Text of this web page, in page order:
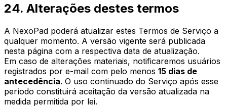
24. Alterações destes termos
A NexoPad poderá atualizar estes Termos de Serviço a
qualquer momento. A versão vigente será publicada
nesta página com a respectiva data de atualização.
Em caso de alterações materiais, notificaremos usuários
registrados por e-mail com pelo menos 15 dias de
antecedência. O uso continuado do Serviço após esse
período constituirá aceitação da versão atualizada na
medida permitida por lei.